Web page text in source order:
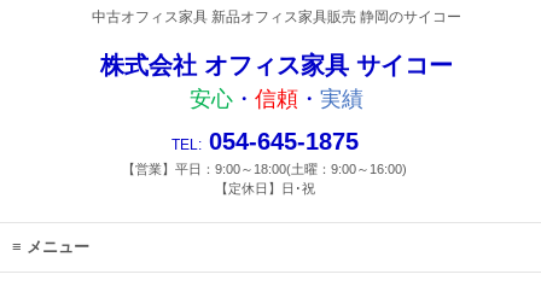
中古オフィス家具 新品オフィス家具販売 静岡のサイコー
株式会社 オフィス家具 サイコー
安心 ・ 信頼 ・ 実績
TEL:054-645-1875
【営業】平日：9:00～18:00(土曜：9:00～16:00)
【定休日】日･祝
メニュー